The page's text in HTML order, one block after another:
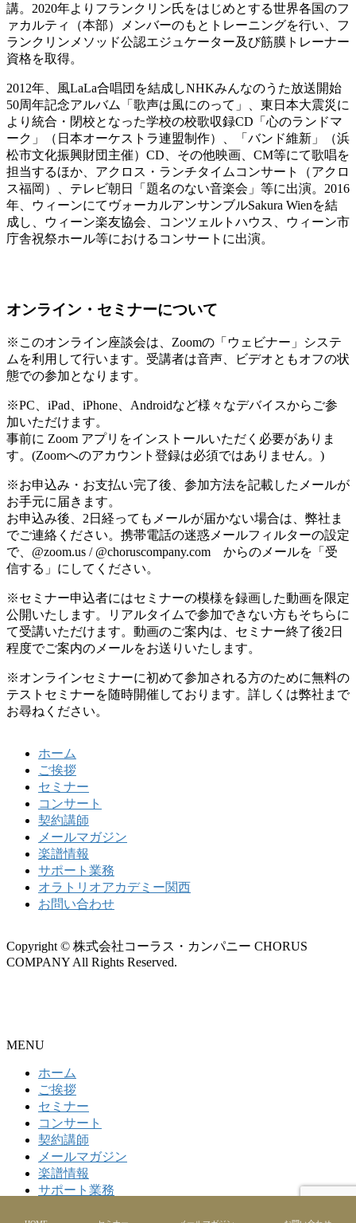
講。2020年よりフランクリン氏をはじめとする世界各国のフ
ァカルティ（本部）メンバーのもとトレーニングを行い、フ
ランクリンメソッド公認エジュケーター及び筋膜トレーナー
資格を取得。
2012年、風LaLa合唱団を結成しNHKみんなのうた放送開始
50周年記念アルバム「歌声は風にのって」、東日本大震災に
より統合・閉校となった学校の校歌収録CD「心のランドマ
ーク」（日本オーケストラ連盟制作）、「バンド維新」（浜
松市文化振興財団主催）CD、その他映画、CM等にて歌唱を
担当するほか、アクロス・ランチタイムコンサート（アクロ
ス福岡）、テレビ朝日「題名のない音楽会」等に出演。2016
年、ウィーンにてヴォーカルアンサンブルSakura Wienを結
成し、ウィーン楽友協会、コンツェルトハウス、ウィーン市
庁舎祝祭ホール等におけるコンサートに出演。
オンライン・セミナーについて
※このオンライン座談会は、Zoomの「ウェビナー」システ
ムを利用して行います。受講者は音声、ビデオともオフの状
態での参加となります。
※PC、iPad、iPhone、Androidなど様々なデバイスからご参
加いただけます。
事前に Zoom アプリをインストールいただく必要がありま
す。(Zoomへのアカウント登録は必須ではありません。)
※お申込み・お支払い完了後、参加方法を記載したメールが
お手元に届きます。
お申込み後、2日経ってもメールが届かない場合は、弊社ま
でご連絡ください。携帯電話の迷惑メールフィルターの設定
で、@zoom.us / @choruscompany.com からのメールを「受
信する」にしてください。
※セミナー申込者にはセミナーの模様を録画した動画を限定
公開いたします。リアルタイムで参加できない方もそちらに
て受講いただけます。動画のご案内は、セミナー終了後2日
程度でご案内のメールをお送りいたします。
※オンラインセミナーに初めて参加される方のために無料の
テストセミナーを随時開催しております。詳しくは弊社まで
お尋ねください。
ホーム
ご挨拶
セミナー
コンサート
契約講師
メールマガジン
楽譜情報
サポート業務
オラトリオアカデミー関西
お問い合わせ
Copyright © 株式会社コーラス・カンパニー CHORUS
COMPANY All Rights Reserved.
MENU
ホーム
ご挨拶
セミナー
コンサート
契約講師
メールマガジン
楽譜情報
サポート業務